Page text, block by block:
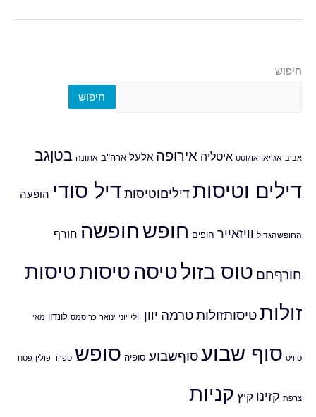
חיפוש
חיפוש
אביב אג'יאן אוגוסט איטליה אירופה אלעל ארה"ב אתונה בטןגב
דילים וטיסותדיליםוטיסותדיל סודי הופעה
החופשהגדול וויזאייר חופים חופשחופשה חורף
חורףחם טוס בזולטיסה טיסותטיסות
זולותטיסותזולותטרמה יוון יולי יוני ינואר כריסמס לונדון מאי
סוויס סוף שבועסוףשבוע סופיה סופש ספרד פולין פסח
צרפת קזינו קיץ קניות